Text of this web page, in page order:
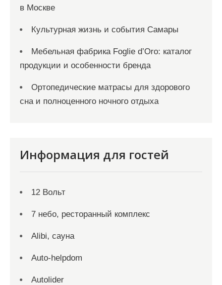
в Москве
Культурная жизнь и события Самары
Мебельная фабрика Foglie d’Oro: каталог
продукции и особенности бренда
Ортопедические матрасы для здорового
сна и полноценного ночного отдыха
Информация для гостей
12 Вольт
7 небо, ресторанный комплекс
Alibi, сауна
Auto-helpdom
Autolider